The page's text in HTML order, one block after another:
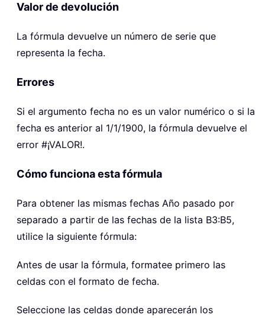
Valor de devolución
La fórmula devuelve un número de serie que
representa la fecha.
Errores
Si el argumento fecha no es un valor numérico o si la
fecha es anterior al 1/1/1900, la fórmula devuelve el
error #¡VALOR!.
Cómo funciona esta fórmula
Para obtener las mismas fechas Año pasado por
separado a partir de las fechas de la lista B3:B5,
utilice la siguiente fórmula:
Antes de usar la fórmula, formatee primero las
celdas con el formato de fecha.
Seleccione las celdas donde aparecerán los